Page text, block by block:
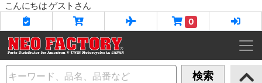
こんにちは ゲストさん
0
Name 検索